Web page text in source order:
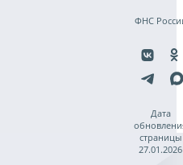
ФНС
Дата
страницы
27.01.2026